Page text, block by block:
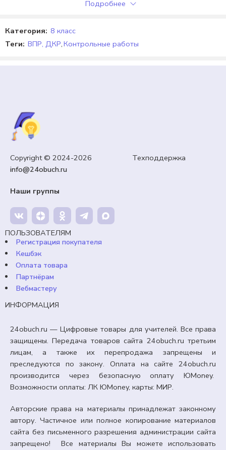
ИСТОРИЯ
Оформление кабинета истории «Лента времени».
99,00 ₽Кешбэк:
Продавец:24obuch.ru
Подробнее
Категория: 8 класс
Теги: ВПР, ДКР,Контрольные работы
Copyright © 2024-2026 Техподдержка
info@24obuch.ru
Наши группы
ПОЛЬЗОВАТЕЛЯМ
Регистрация покупателя
Кешбэк
Оплата товара
Партнёрам
Вебмастеру
ИНФОРМАЦИЯ
24obuch.ru — Цифровые товары для учителей. Все права
защищены. Передача товаров сайта 24obuch.ru третьим
лицам, а также их перепродажа запрещены и
преследуются по закону. Оплата на сайте 24obuch.ru
производится через безопасную оплату ЮMoney.
Возможности оплаты: ЛК ЮMoney, карты: МИР.
Авторские права на материалы принадлежат законному
автору. Частичное или полное копирование материалов
сайта без письменного разрешения администрации сайта
запрещено! Все материалы Вы можете использовать